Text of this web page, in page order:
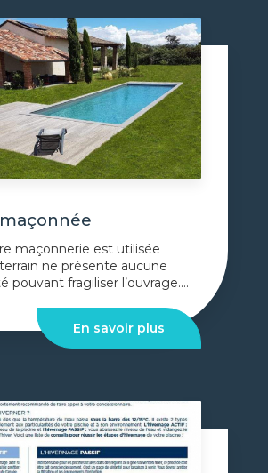
maçonnerie est utilisée
ne présente aucune
pouvant fragiliser l’ouvrage....
En savoir plus